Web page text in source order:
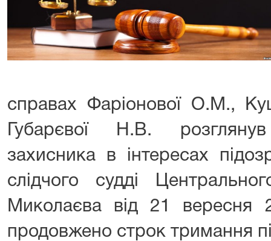
справах Фаріонової О.М.,
Губарєвої Н.В.
захисника в інтересах
слідчого судді
Миколаєва від 21
продовжено строк тримання